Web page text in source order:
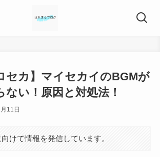
セカ】マイセカイのBGMが
ない！原因と対処法！
11日
けて情報を発信しています。